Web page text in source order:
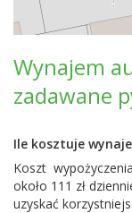
Wynajem
zadawane
Ile kosztuje
Koszt
około 111 zł
uzyskać